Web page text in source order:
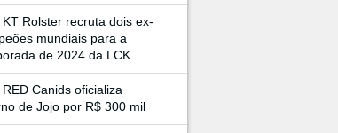
KT Rolster recruta dois ex-
mundiais para a
de 2024 da LCK
RED Canids oficializa
de Jojo por R$ 300 mil